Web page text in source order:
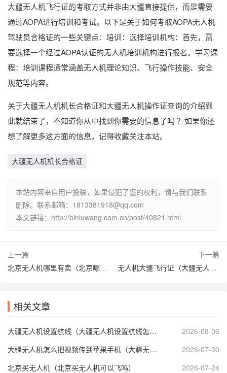
大疆无人机飞行证的考取方式并非由大疆直接提供，而是需要
通过AOPA进行培训和考试。以下是关于如何考取AOPA无人机
驾驶员合格证的一些关键点：培训：选择培训机构：首先，需
要选择一个经过AOPA认证的无人机培训机构进行报名。学习课
程：培训课程通常涵盖无人机理论知识、飞行操作技能、安全
规范等内容。
关于大疆无人机机长合格证和大疆无人机操作证查询的介绍到
此就结束了，不知道你从中找到你需要的信息了吗 ？如果你还
想了解更多这方面的信息，记得收藏关注本站。
大疆无人机机长合格证
本站内容来自用户投稿，如果侵犯了您的权利，请与我们联系
删除。联系邮箱：1813381918@qq.com
本文链接：http://biniuwang.com.cn/post/40821.html
上一篇
北京无人机哪里有卖（北京哪里有卖无人机的实体店）
下一篇
无人机大疆飞行证（大疆无人机需要办理无人机飞行执照）
相关文章
大疆无人机设置航线（大疆无人机设置航线怎么自动避开禁飞区）
2026-08-06
大疆无人机怎么把视频传到苹果手机（大疆无人机视频传输到手机）
2026-07-30
北京买无人机（北京买无人机可以飞吗）
2026-07-24